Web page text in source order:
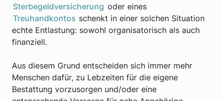
Sterbegeldversicherung oder eines
Treuhandkontos schenkt in einer solchen Situation
echte Entlastung: sowohl organisatorisch als auch
finanziell.
Aus diesem Grund entscheiden sich immer mehr
Menschen dafür, zu Lebzeiten für die eigene
Bestattung vorzusorgen und/oder eine